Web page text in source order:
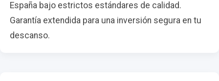
España bajo estrictos estándares de calidad.
Garantía extendida para una inversión segura en tu
descanso.